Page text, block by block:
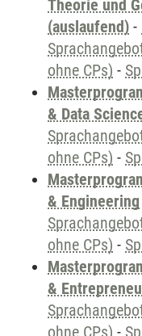
Theorie und
(auslaufend) -
ohne CPs) -
& Data
ohne CPs) -
& Engineering
ohne CPs) -
&
ohne CPs) -